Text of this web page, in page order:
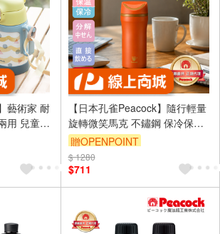
藝術家 耐
用 兒童不
握把+背
【日本孔雀Peacock】隨行輕量
旋轉微笑馬克 不鏽鋼 保冷保溫
杯 350ml-橘(旋蓋即飲設計)
贈OPENPOINT
$ 1280
$711